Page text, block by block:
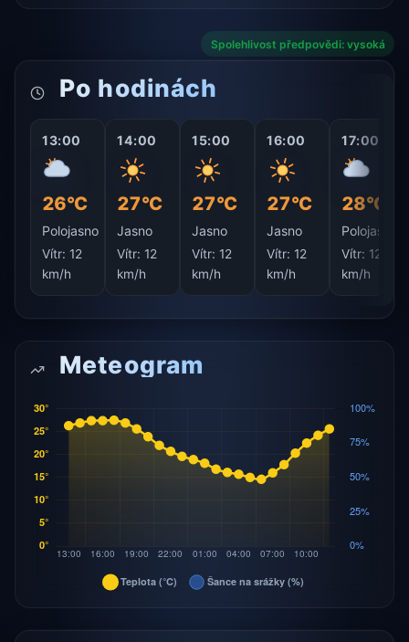
Spolehlivost předpovědi: vysoká
Po hodinách
13:00
26°C
Polojasno
Vítr: 12
km/h
14:00
27°C
Jasno
Vítr: 12
km/h
15:00
27°C
Jasno
Vítr: 12
km/h
16:00
27°C
Jasno
Vítr: 12
km/h
17:00
28°C
Polojasno
Vítr: 12
km/h
Meteogram